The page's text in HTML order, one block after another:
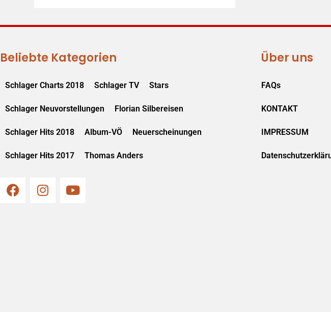
Beliebte Kategorien
Schlager Charts 2018 Schlager TV Stars
Schlager Neuvorstellungen Florian Silbereisen
Schlager Hits 2018 Album-VÖ Neuerscheinungen
Schlager Hits 2017 Thomas Anders
Über uns
FAQs
KONTAKT
IMPRESSUM